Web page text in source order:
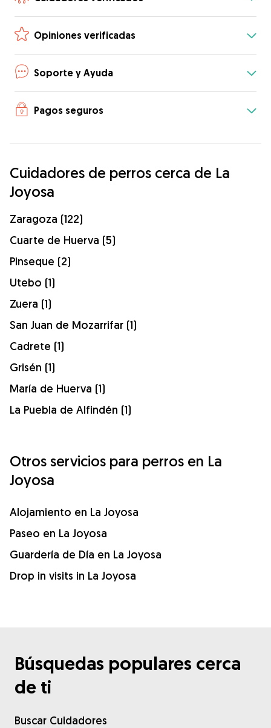
Opiniones verificadas
Soporte y Ayuda
Pagos seguros
Cuidadores de perros cerca de La
Joyosa
Zaragoza (122)
Cuarte de Huerva (5)
Pinseque (2)
Utebo (1)
Zuera (1)
San Juan de Mozarrifar (1)
Cadrete (1)
Grisén (1)
María de Huerva (1)
La Puebla de Alfindén (1)
Otros servicios para perros en La
Joyosa
Alojamiento en La Joyosa
Paseo en La Joyosa
Guardería de Día en La Joyosa
Drop in visits in La Joyosa
Búsquedas populares cerca
de ti
Buscar Cuidadores